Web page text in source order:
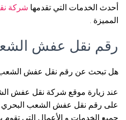
أحدث الخدمات التي تقدمها شركة
المميزة .
رقم نقل عفش
هل تبحث عن رقم نقل عفش الشعب
عند زيارة موقع شركة نقل عفش
على رقم نقل عفش الشعب البحري
جميع الخدمات و الأعمال التي تقوم